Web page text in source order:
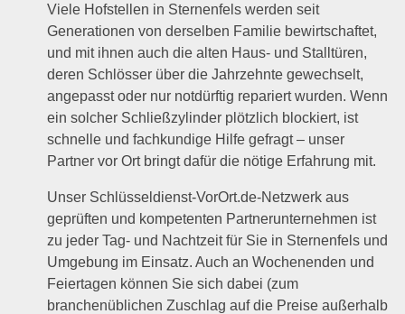
Viele Hofstellen in Sternenfels werden seit
Generationen von derselben Familie bewirtschaftet,
und mit ihnen auch die alten Haus- und Stalltüren,
deren Schlösser über die Jahrzehnte gewechselt,
angepasst oder nur notdürftig repariert wurden. Wenn
ein solcher Schließzylinder plötzlich blockiert, ist
schnelle und fachkundige Hilfe gefragt – unser
Partner vor Ort bringt dafür die nötige Erfahrung mit.
Unser Schlüsseldienst-VorOrt.de-Netzwerk aus
geprüften und kompetenten Partnerunternehmen ist
zu jeder Tag- und Nachtzeit für Sie in Sternenfels und
Umgebung im Einsatz. Auch an Wochenenden und
Feiertagen können Sie sich dabei (zum
branchenüblichen Zuschlag auf die Preise außerhalb